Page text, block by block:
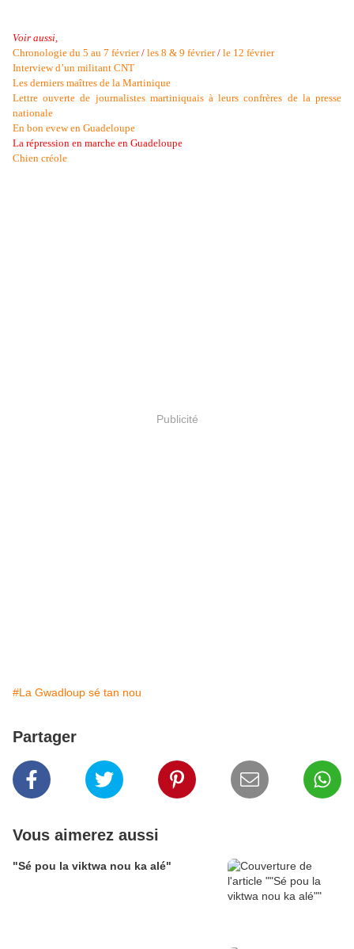
Voir aussi,
Chronologie du 5 au 7 février/ les 8 & 9 février/ le 12 février
Interview d’un militant CNT
Les derniers maîtres de la Martinique
Lettre ouverte de journalistes martiniquais à leurs confrères de la presse
nationale
En bon evew en Guadeloupe
La répression en marche en Guadeloupe
Chien créole
Publicité
#La Gwadloup sé tan nou
Partager
Vous aimerez aussi
"Sé pou la viktwa nou ka alé"